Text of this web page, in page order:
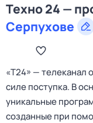
Техно 24 —
Серпухове
«Т24» — телеканал
силе поступка. В
уникальные
созданные при